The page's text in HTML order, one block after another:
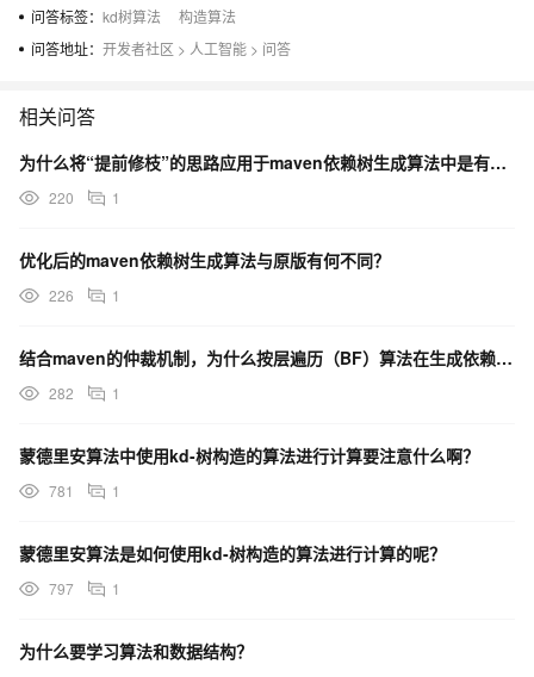
问答标签： kd树算法
构造算法
问答地址： 开发者社区 > 人工智能 > 问答
相关问答
为什么将“提前修枝”的思路应用于maven依赖树生成算法中是有效的？
220 1
优化后的maven依赖树生成算法与原版有何不同？
226 1
结合maven的仲裁机制，为什么按层遍历（BF）算法在生成依赖树时可能更优？
282 1
蒙德里安算法中使用kd-树构造的算法进行计算要注意什么啊？
781 1
蒙德里安算法是如何使用kd-树构造的算法进行计算的呢？
797 1
为什么要学习算法和数据结构？